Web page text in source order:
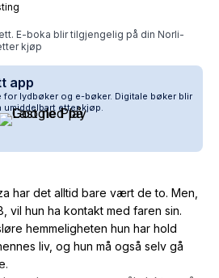
E-boka blir tilgjengelig på din Norli-
kjøp
app
for lydbøker og e-bøker. Digitale bøker blir
etter kjøp.
har det alltid bare vært de to. Men,
vil hun ha kontakt med faren sin.
hemmeligheten hun har hold
liv, og hun må også selv gå